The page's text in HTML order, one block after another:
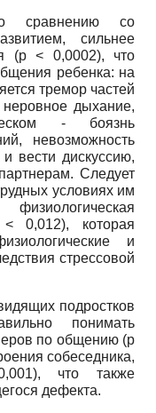
сравнению со
сильнее
(p < 0,0002), что
ребенка: на
тремор частей
дыхание,
- боязнь
невозможность
вести дискуссию,
Следует
условиях им
< 0,012), которая
и
стрессовой
подростков
понимать
по общению (p
собеседника,
что также
дефекта.